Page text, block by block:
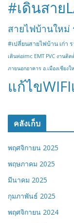
#เดินสาย
สายไฟบ้านใหม่
#เปลี่ยนสายไฟบ้าน เก่า
เดินท่อimc EMT PVC งานติ
ภายนอกอาคาร อ.เมืองเชียงใ
แก้ไข
คลังเก็บ
พฤศจิกายน 2025
พฤษภาคม 2025
มีนาคม 2025
กุมภาพันธ์ 2025
พฤศจิกายน 2024